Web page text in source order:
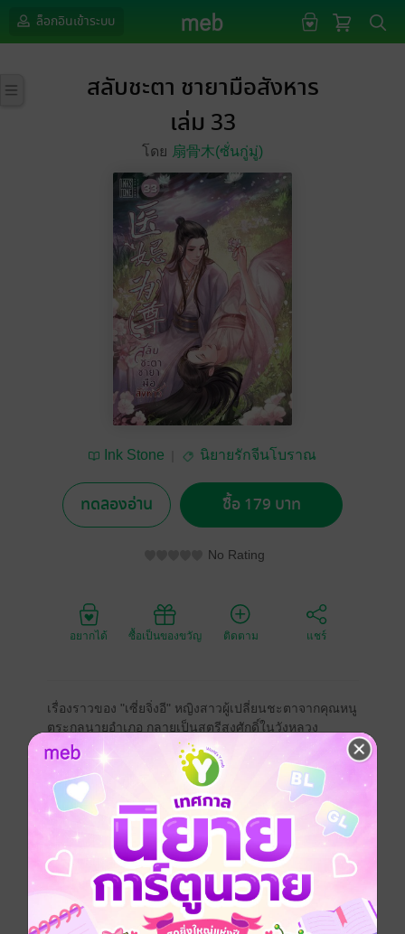
ล็อกอินเข้าระบบ
สลับชะตา ชายามือสังหาร
เล่ม 33
โดย 扇骨木(ซั่นกู่มู่)
Ink Stone นิยายรักจีนโบราณ
ทดลองอ่าน ซื้อ 179 บาท
No Rating
อยากได้ ซื้อเป็นของขวัญ ติดตาม แชร์
เรื่องราวของ "เซี่ยจิ่งอี" หญิงสาวผู้เปลี่ยนชะตาจากคุณหนู
ตระกูลนายอำเภอ กลายเป็นสตรีสูงศักดิ์ในวังหลวง
ในชาติที่แล้ว เซี่ยจิ่งอีเริ่มต้นเป็นเพียงคนตัดเย็บเสื้อผ้าใน
วัง ก่อนจะไต่เต้าจนกลายเป็น "ซือกงลิ่ง" ข้าราชสำนัก
ระดับสูงผู้ควบคุมงานฝ่ายในทั้งหมดของวังหลวง ทว่า
โศกนาฏกรรมของตระกูลเซี่ยเริ่มขึ้นในช่วงเทศกาลล่าปา
เมื่อท่านโหวผู้เฒ่าแห่งจวนหย่งผิงโหวใกล้สิ้นใจ จึงส่งคน
ตามหาบุตรอนุที่พลัดพรากไปนาน ซึ่งปรากฏว่าเป็นบิดา
ของเซี่ยจิ่งอี เมื่อบิดาเชื่อคำของคนในจวนจึงพาครอบครัว
เดินทางไปยังเมืองหลวง แต่ระหว่างทางกลับถูกโจรป่า
ปล้นจนครอบครัวแตกกระจัดกระจายจากกันตลอดกาล...